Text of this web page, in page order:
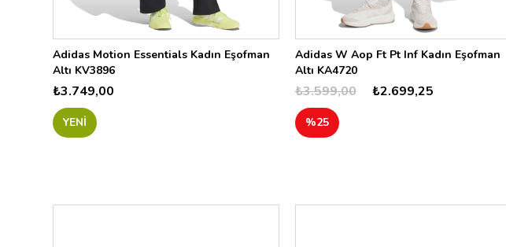
Adidas Motion Essentials Kadın Eşofman
Altı KV3896
₺3.749,00
YENI
Adidas W Aop Ft Pt Inf Kadın Eşofman
Altı KA4720
₺2.699,25
₺3.599,00
%25